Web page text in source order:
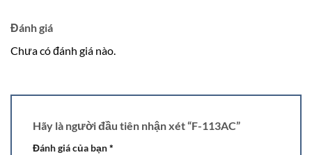
Đánh giá
Chưa có đánh giá nào.
Hãy là người đầu tiên nhận xét “F-113AC”
Đánh giá của bạn*